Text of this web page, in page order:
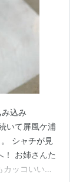
込み
いて屏風ケ浦
シャチが見
！ お姉さんた
ッコいい！